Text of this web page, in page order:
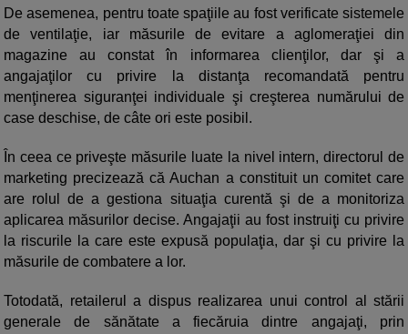
De asemenea, pentru toate spaţiile au fost verificate sistemele
de ventilaţie, iar măsurile de evitare a aglomeraţiei din
magazine au constat în informarea clienţilor, dar şi a
angajaţilor cu privire la distanţa recomandată pentru
menţinerea siguranţei individuale şi creşterea numărului de
case deschise, de câte ori este posibil.
În ceea ce priveşte măsurile luate la nivel intern, directorul de
marketing precizează că Auchan a constituit un comitet care
are rolul de a gestiona situaţia curentă şi de a monitoriza
aplicarea măsurilor decise. Angajaţii au fost instruiţi cu privire
la riscurile la care este expusă populaţia, dar şi cu privire la
măsurile de combatere a lor.
Totodată, retailerul a dispus realizarea unui control al stării
generale de sănătate a fiecăruia dintre angajaţi, prin